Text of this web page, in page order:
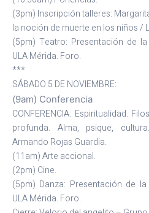
(3pm) Inscripción talleres:
la noción de muerte en los niños /
(5pm) Teatro: Presentación de
ULA Mérida. Foro.
***
SÁBADO 5 DE NOVIEMBRE:
(9am) Conferencia
CONFERENCIA: Espiritualidad.
profunda. Alma, psique,
Armando Rojas Guardia.
(11am) Arte accional.
(2pm) Cine.
(5pm) Danza: Presentación de
ULA Mérida. Foro.